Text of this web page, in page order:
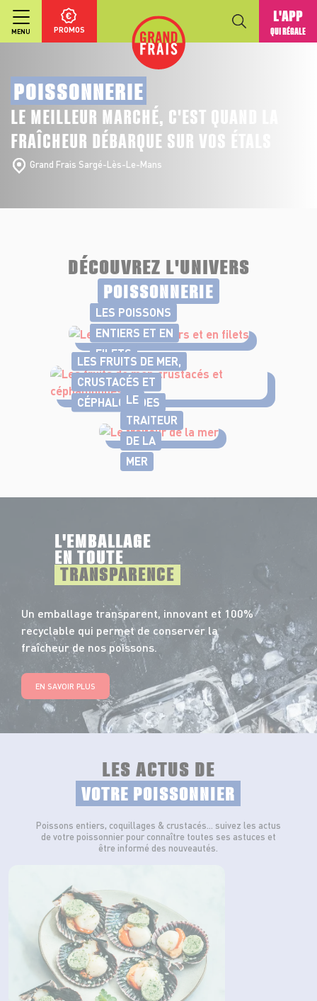
MENU PROMOS
L'APP
QUI RÉGALE
POISSONNERIE
LE MEILLEUR MARCHÉ, C'EST QUAND LA
FRAÎCHEUR DÉBARQUE SUR VOS ÉTALS
Grand Frais Sargé-Lès-Le-Mans
DÉCOUVREZ L'UNIVERS
POISSONNERIE
LES POISSONS
ENTIERS ET EN
FILETS
LES FRUITS DE MER,
CRUSTACÉS ET
CÉPHALOPODES
LE
TRAITEUR
DE LA
MER
L'EMBALLAGE
EN TOUTE
TRANSPARENCE
Un emballage transparent, innovant et 100%
recyclable qui permet de conserver la
fraîcheur de nos poissons.
EN SAVOIR PLUS
LES ACTUS DE
VOTRE POISSONNIER
Poissons entiers, coquillages & crustacés… suivez les actus
de votre poissonnier pour connaître toutes ses astuces et
être informé des nouveautés.